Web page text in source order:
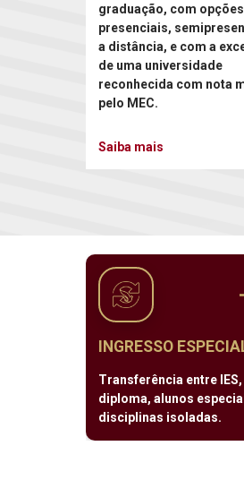
graduação, com opções
presenciais,
a distância, e com a
de uma universidade
reconhecida com nota
pelo MEC.
Saiba mais
INGRESSO
Transferência entre
diploma, alunos
disciplinas isoladas.